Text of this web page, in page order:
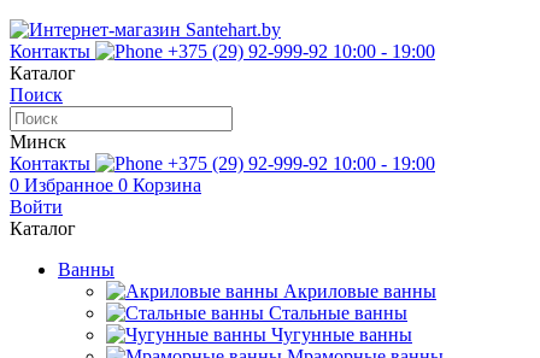
Контакты +375 (29) 92-999-92 10:00 - 19:00
Каталог
Поиск
Минск
Контакты
+375 (29) 92-999-92 10:00 - 19:00
0 Избранное 0 Корзина
Войти
Каталог
Ванны
Акриловые ванны
Стальные ванны
Чугунные ванны